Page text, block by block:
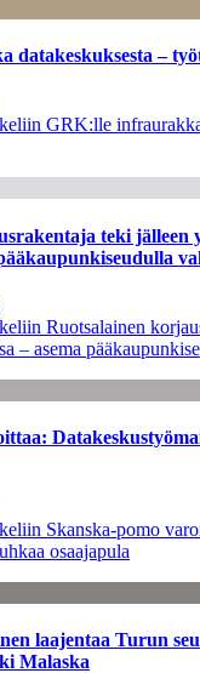
datakeskuksesta –
GRK:lle
teki jälleen
Ruotsalainen
– asema
Skanska-pomo
osaajapula
laajentaa Turun
Malaska